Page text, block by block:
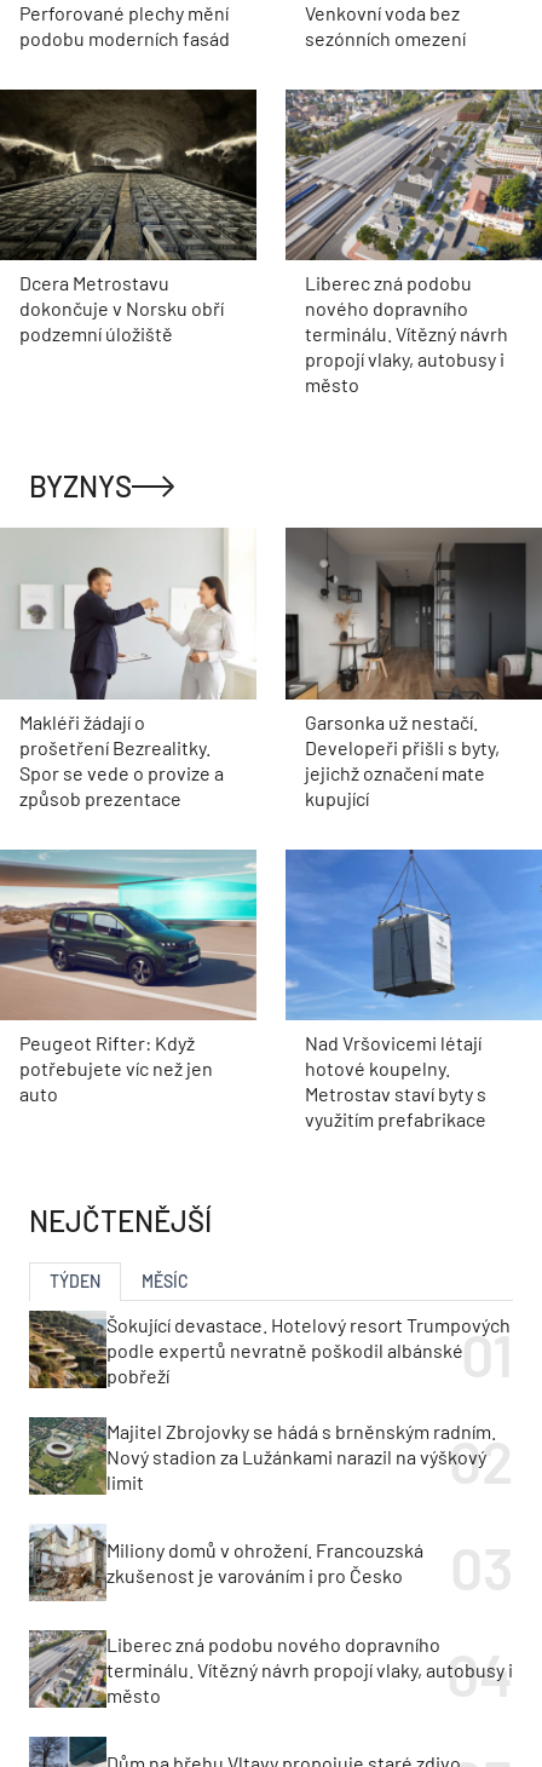
Perforované plechy mění
podobu moderních fasád
Venkovní voda bez
sezónních omezení
Dcera Metrostavu
dokončuje v Norsku obří
podzemní úložiště
Liberec zná podobu
nového dopravního
terminálu. Vítězný návrh
propojí vlaky, autobusy i
město
BYZNYS
Makléři žádají o
prošetření Bezrealitky.
Spor se vede o provize a
způsob prezentace
Garsonka už nestačí.
Developeři přišli s byty,
jejichž označení mate
kupující
Peugeot Rifter: Když
potřebujete víc než jen
auto
Nad Vršovicemi létají
hotové koupelny.
Metrostav staví byty s
využitím prefabrikace
NEJČTENĚJŠÍ
TÝDEN MĚSÍC
Šokující devastace. Hotelový resort Trumpových
podle expertů nevratně poškodil albánské
pobřeží
Majitel Zbrojovky se hádá s brněnským radním.
Nový stadion za Lužánkami narazil na výškový
limit
Miliony domů v ohrožení. Francouzská
zkušenost je varováním i pro Česko
Liberec zná podobu nového dopravního
terminálu. Vítězný návrh propojí vlaky, autobusy i
město